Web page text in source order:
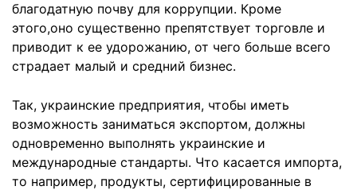
благодатную почву для коррупции. Кроме
этого,оно существенно препятствует торговле и
приводит к ее удорожанию, от чего больше всего
страдает малый и средний бизнес.
Так, украинские предприятия, чтобы иметь
возможность заниматься экспортом, должны
одновременно выполнять украинские и
международные стандарты. Что касается импорта,
то например, продукты, сертифицированные в